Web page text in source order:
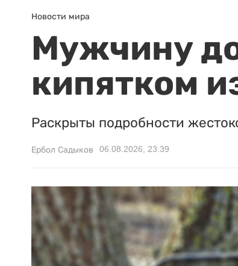
Новости мира
Мужчину
кипятком
Раскрыты подробности
Ербол Садыков 06.08.2026, 23:39